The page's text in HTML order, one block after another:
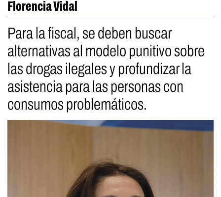
Florencia Vidal
Para la fiscal, se deben buscar
alternativas al modelo punitivo sobre
las drogas ilegales y profundizar la
asistencia para las personas con
consumos problemáticos.